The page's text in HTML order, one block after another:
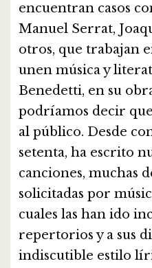
encuentran casos
Manuel Serrat,
otros, que trabajan
unen música y
Benedetti, en su
podríamos decir
al público. Desde
setenta, ha escrito
canciones, muchas
solicitadas por
cuales las han ido
repertorios y a sus
indiscutible estilo